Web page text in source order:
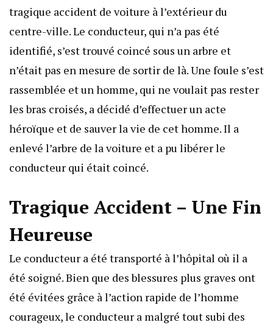
tragique accident de voiture à l’extérieur du
centre-ville. Le conducteur, qui n’a pas été
identifié, s’est trouvé coincé sous un arbre et
n’était pas en mesure de sortir de là. Une foule s’est
rassemblée et un homme, qui ne voulait pas rester
les bras croisés, a décidé d’effectuer un acte
héroïque et de sauver la vie de cet homme. Il a
enlevé l’arbre de la voiture et a pu libérer le
conducteur qui était coincé.
Tragique Accident – Une Fin
Heureuse
Le conducteur a été transporté à l’hôpital où il a
été soigné. Bien que des blessures plus graves ont
été évitées grâce à l’action rapide de l’homme
courageux, le conducteur a malgré tout subi des